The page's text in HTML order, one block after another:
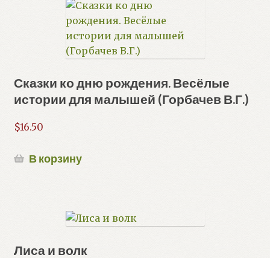
Сказки ко дню рождения. Весёлые
истории для малышей (Горбачев В.Г.)
$16.50
В корзину
Лиса и волк